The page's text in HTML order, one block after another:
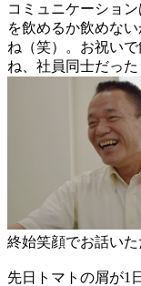
コミュニケーショ
を飲めるか飲めな
ね（笑）。お祝い
ね、社員同士だった
終始笑顔でお話い
先日トマトの屑が1